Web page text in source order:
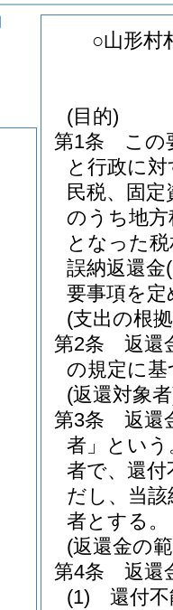
○山形村
(目的)
第1条
この
と行政に
民税、固定
のうち地方
となった
誤納返還金
要事項を
(支出の根
第2条
返還
の規定に
(返還対象
第3条
返還
者」という
者で、還
だし、当
者とする。
(返還金の
第4条
返還
(1)
還付